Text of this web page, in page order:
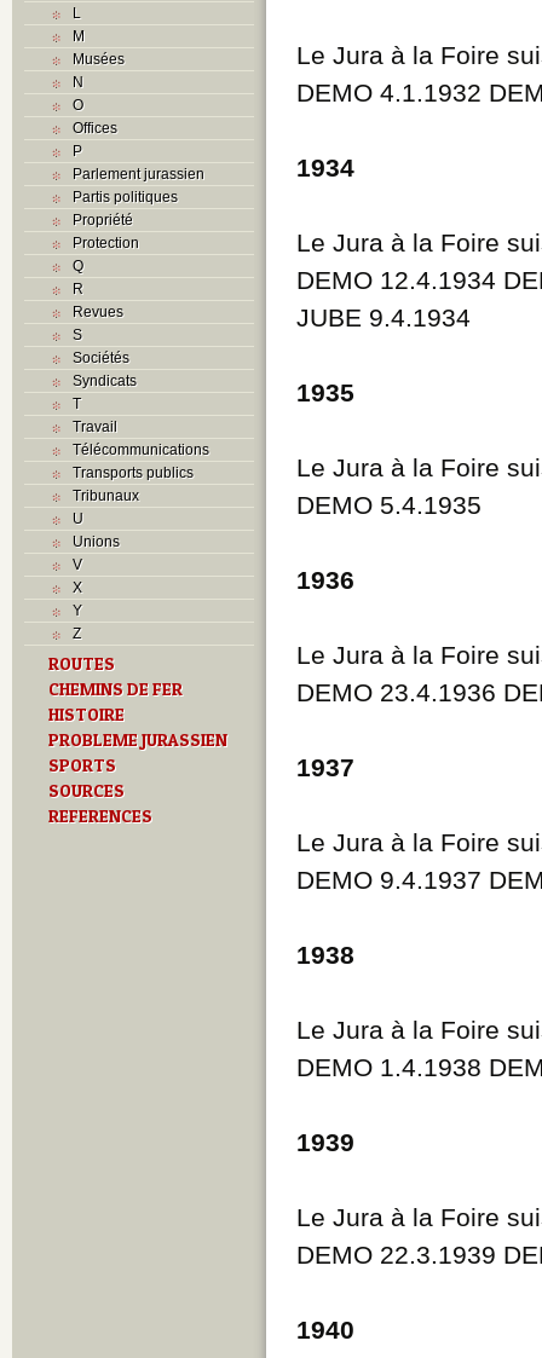
L
M
Musées
N
O
Offices
P
Parlement jurassien
Partis politiques
Propriété
Protection
Q
R
Revues
S
Sociétés
Syndicats
T
Travail
Télécommunications
Transports publics
Tribunaux
U
Unions
V
X
Y
Z
ROUTES
CHEMINS DE FER
HISTOIRE
PROBLEME JURASSIEN
SPORTS
SOURCES
REFERENCES
Le Jura à la Foire
DEMO 4.1.1932
1934
Le Jura à la Foire
DEMO 12.4.1934
JUBE 9.4.1934
1935
Le Jura à la Foire
DEMO 5.4.1935
1936
Le Jura à la Foire
DEMO 23.4.1936
1937
Le Jura à la Foire
DEMO 9.4.1937
1938
Le Jura à la Foire
DEMO 1.4.1938
1939
Le Jura à la Foire
DEMO 22.3.1939
1940